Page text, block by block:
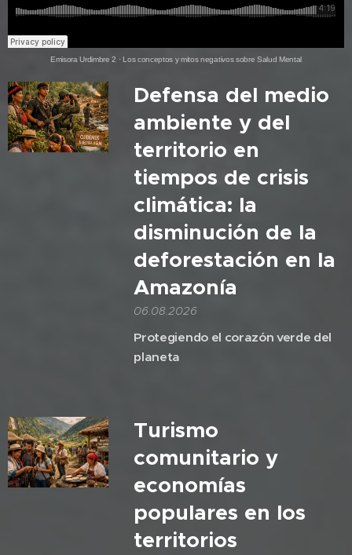
Emisora Urdimbre 2 · Los conceptos y mitos negativos sobre Salud Mental
Defensa del medio
ambiente y del
territorio en
tiempos de crisis
climática: la
disminución de la
deforestación en la
Amazonía
06.08.2026
Protegiendo el corazón verde del
planeta
Turismo
comunitario y
economías
populares en los
territorios